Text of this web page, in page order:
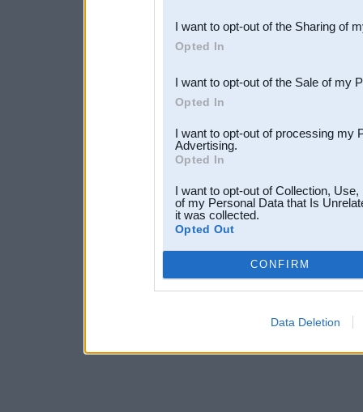
Downstream Participants
third parties.
I want to opt-out of the Sharing of
Opted In
I want to opt-out of the Sale of my
Opted In
I want to opt-out of processing my
Advertising.
Opted In
I want to opt-out of Collection,
of my Personal Data that Is
it was collected.
Opted Out
CONFIRM
Data Deletion